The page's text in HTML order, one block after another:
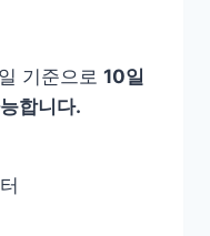
기준으로 10일
합니다.